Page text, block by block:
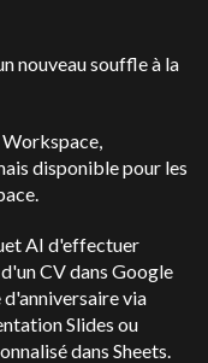
nouveau souffle à la
Workspace,
disponible pour les
AI d'effectuer
CV dans Google
via
Slides ou
dans Sheets.